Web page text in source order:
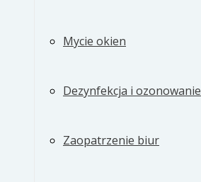
Mycie okien
Dezynfekcja i ozonowanie
Zaopatrzenie biur